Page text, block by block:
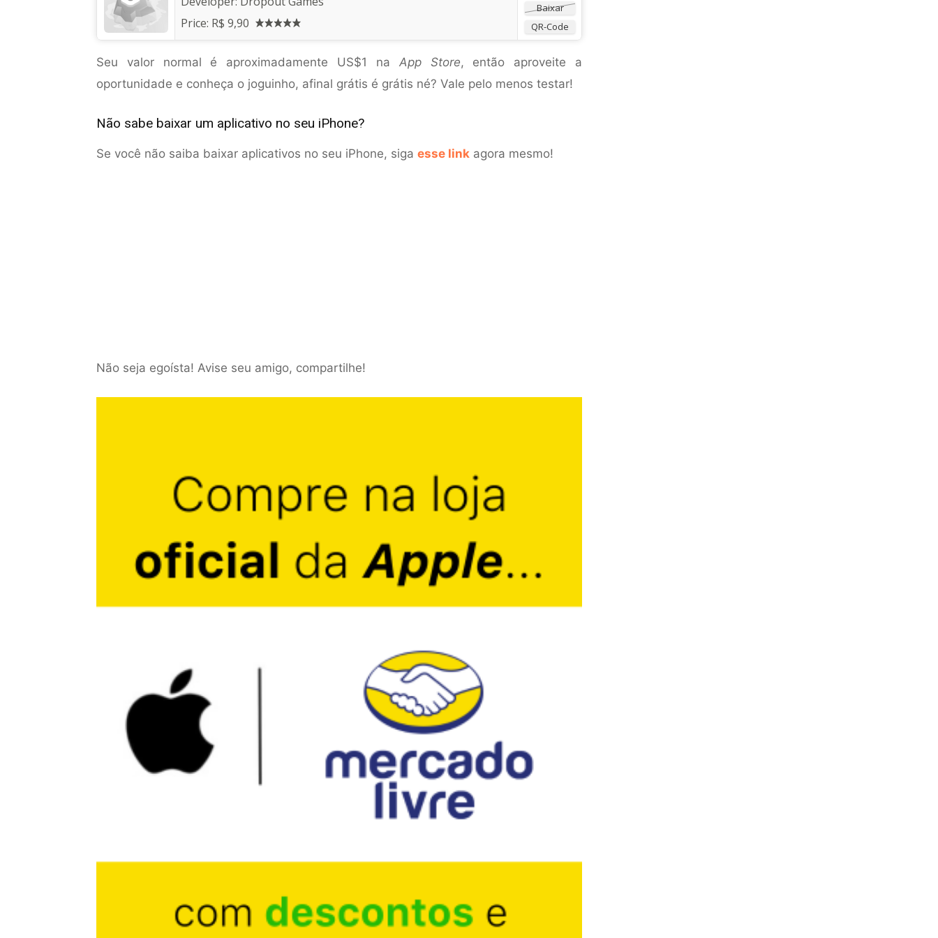
Baixar
QR-Code
Price: R$ 9,90
Seu valor normal é aproximadamente US$1 na App Store, então aproveite a
oportunidade e conheça o joguinho, afinal grátis é grátis né? Vale pelo menos testar!
Não sabe baixar um aplicativo no seu iPhone?
Se você não saiba baixar aplicativos no seu iPhone, siga esse link agora mesmo!
Não seja egoísta! Avise seu amigo, compartilhe!